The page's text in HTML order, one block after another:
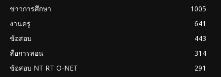
ข่าวการศึกษา
1005
งานครู
641
ข้อสอบ
443
สื่อการสอน
314
ข้อสอบ NT RT O-NET
291